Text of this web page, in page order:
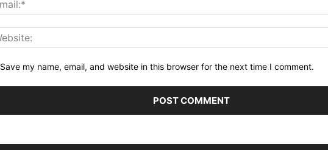
Save my name, email, and website in this browser for the next time I comment.